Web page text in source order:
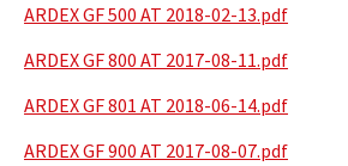
ARDEX GF 500 AT 2018-02-13.pdf
ARDEX GF 800 AT 2017-08-11.pdf
ARDEX GF 801 AT 2018-06-14.pdf
ARDEX GF 900 AT 2017-08-07.pdf